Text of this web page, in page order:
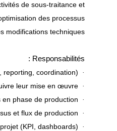
de sous-traitance et
des processus.
modifications techniques.
Responsabilités :
·
·
·
·
·